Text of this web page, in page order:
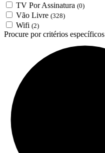
TV Por Assinatura (0)
Vão Livre (328)
Wifi (2)
Procure por critérios específicos